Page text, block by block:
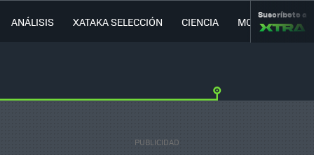
ANÁLISIS XATAKA SELECCIÓN CIENCIA MOVILIDAD
Suscríbete a